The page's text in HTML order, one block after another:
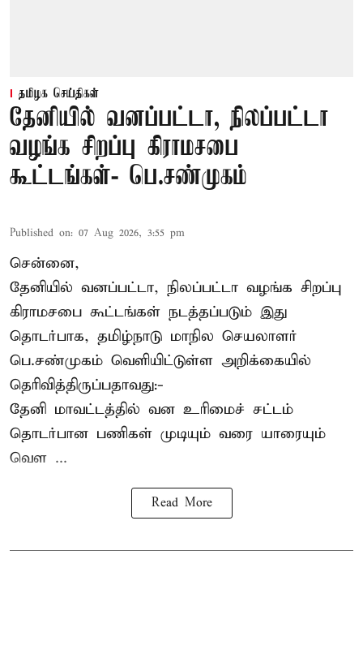
தமிழக செய்திகள்
தேனியில் வனப்பட்டா, நிலப்பட்டா
வழங்க சிறப்பு கிராமசபை
கூட்டங்கள்- பெ.சண்முகம்
Published on: 07 Aug 2026, 3:55 pm
சென்னை,
தேனியில் வனப்பட்டா, நிலப்பட்டா வழங்க சிறப்பு
கிராமசபை கூட்டங்கள் நடத்தப்படும் இது
தொடர்பாக, தமிழ்நாடு மாநில செயலாளர்
பெ.சண்முகம் வெளியிட்டுள்ள அறிக்கையில்
தெரிவித்திருப்பதாவது:-
தேனி மாவட்டத்தில் வன உரிமைச் சட்டம்
தொடர்பான பணிகள் முடியும் வரை யாரையும்
வெள ...
Read More